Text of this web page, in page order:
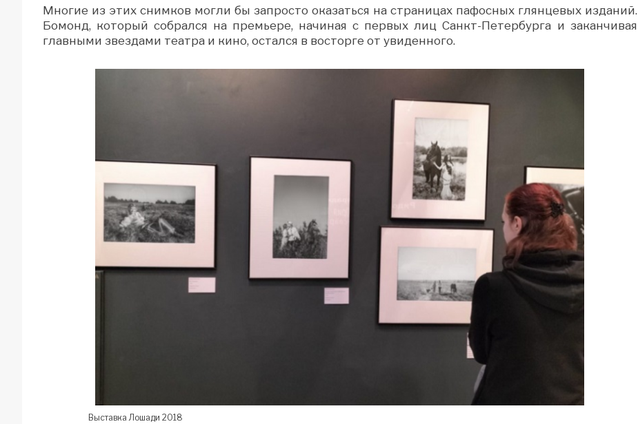
Многие из этих снимков могли бы запросто оказаться на страницах пафосных глянцевых изданий.
Бомонд, который собрался на премьере, начиная с первых лиц Санкт-Петербурга и заканчивая
главными звездами театра и кино, остался в восторге от увиденного.
Выставка Лошади 2018